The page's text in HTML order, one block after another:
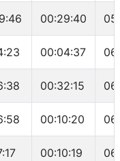
00:29:40
00:04:37
00:32:15
00:10:20
00:10:19